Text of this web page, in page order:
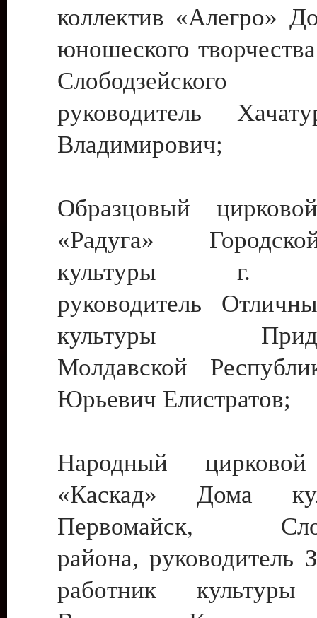
коллектив «Алегро»
юношеского
руководитель
Владимирович;
Образцовый
«Радуга»
культуры г.
руководитель
культуры
Молдавской
Юрьевич Елистратов;
Народный цирковой
«Каскад» Дома
Первомайск,
района, руководитель
работник культуры